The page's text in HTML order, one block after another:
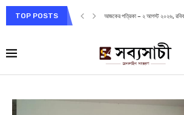
TOP POSTS আজকের পত্রিকা – ২ আগস্ট ২০২৬,